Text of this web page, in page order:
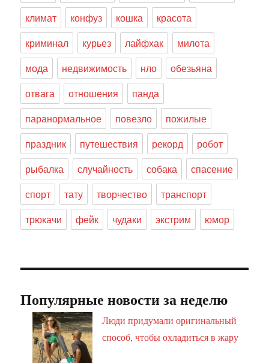
климат
конфуз кошка
красота
криминал
курьез лайфхак
милота
мода
недвижимость нло
обезьяна
отвага
отношения
панда
паранормальное
повезло
пожилые
праздник
путешествия рекорд
робот
рыбалка
случайность собака
спасение
спорт
тату творчество
транспорт
трюкачи
фейк чудаки экстрим юмор
Популярные новости за неделю
Люди придумали оригинальный
способ, чтобы охладиться в жару